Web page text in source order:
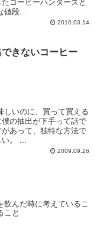
コーヒーハンターズと
値段...
2010.03.14
きないコーヒー
しいのに、買って買える
の抽出が下手って話で
あって、独特な方法で
。 ...
2009.09.26
飲んだ時に考えているこ
こと